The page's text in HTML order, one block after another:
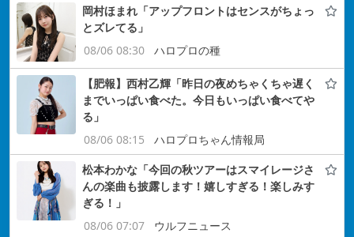
岡村ほまれ「アップフロントはセンスがちょっ
とズレてる」
08/06 08:30
ハロプロの種
【肥報】西村乙輝「昨日の夜めちゃくちゃ遅く
までいっぱい食べた。今日もいっぱい食べてや
る」
08/06 08:15
ハロプロちゃん情報局
松本わかな「今回の秋ツアーはスマイレージさ
んの楽曲も披露します！嬉しすぎる！楽しみす
ぎる！」
08/06 07:07
ウルフニュース